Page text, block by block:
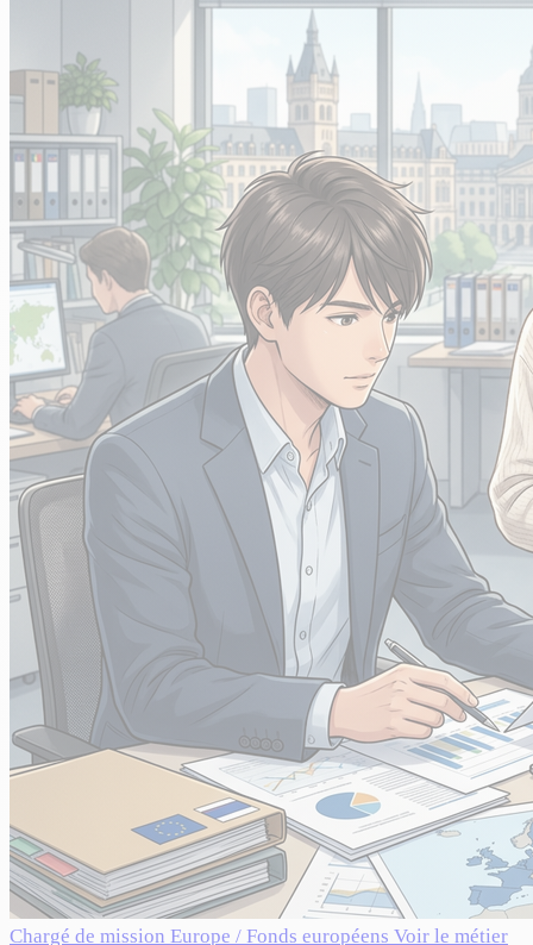
Chargé de mission Europe / Fonds européens Voir le métier